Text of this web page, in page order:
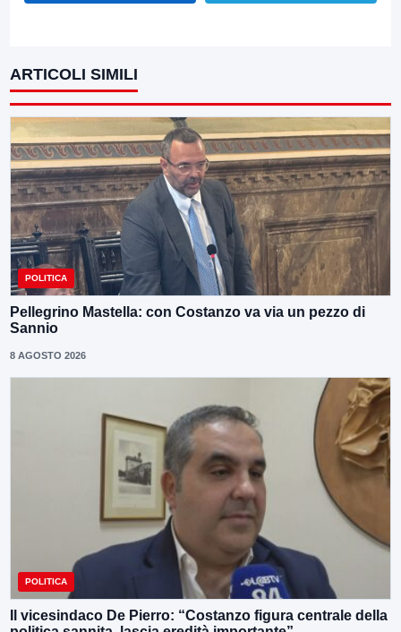
ARTICOLI SIMILI
POLITICA
Pellegrino Mastella: con Costanzo va via un pezzo di
Sannio
8 AGOSTO 2026
POLITICA
Il vicesindaco De Pierro: “Costanzo figura centrale della